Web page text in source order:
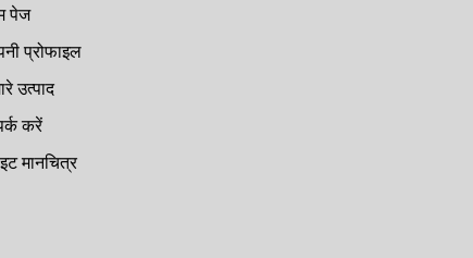
पेज
प्रोफाइल
उत्पाद
करें
मानचित्र